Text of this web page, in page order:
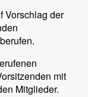
Vorschlag der
mit
Mitglieder.